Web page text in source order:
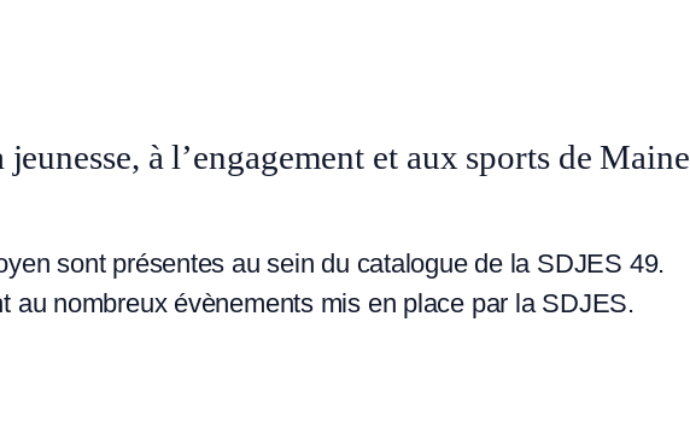
à l’engagement et aux sports de Maine
sont présentes au sein du catalogue de la SDJES 49.
au nombreux évènements mis en place par la SDJES.